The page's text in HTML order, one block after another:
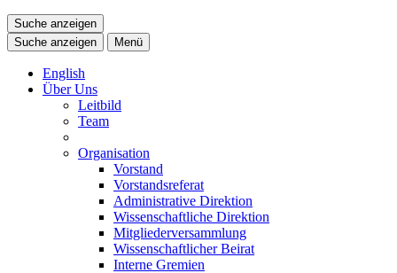
Suche anzeigen
Suche anzeigen
Menü
English
Über Uns
Leitbild
Team
Organisation
Vorstand
Vorstandsreferat
Administrative Direktion
Wissenschaftliche Direktion
Mitgliederversammlung
Wissenschaftlicher Beirat
Interne Gremien